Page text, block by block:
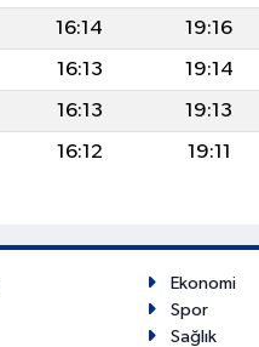
16:14 19:16
16:13 19:14
16:13 19:13
16:12 19:11
Ekonomi
Spor
Sağlık